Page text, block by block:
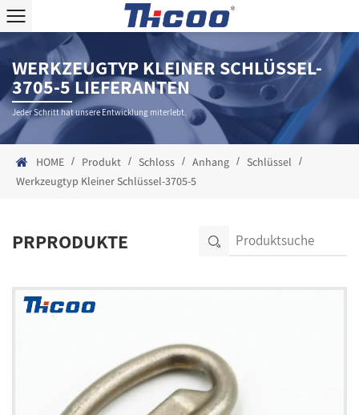
WERKZEUGTYP KLEINER SCHLÜSSEL-
3705-5 LIEFERANTEN
Jeder Schritt hat unsere Entwicklung miterlebt.
HOME / Produkt / Schloss / Anhang / Schlüssel /
Werkzeugtyp Kleiner Schlüssel-3705-5
PRPRODUKTE